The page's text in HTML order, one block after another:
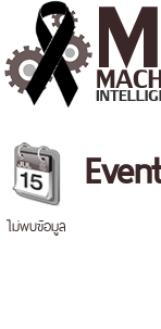
ไม่พบข้อมูล